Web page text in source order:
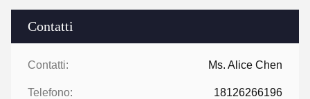
Contatti
Contatti: Ms. Alice Chen
Telefono: 18126266196